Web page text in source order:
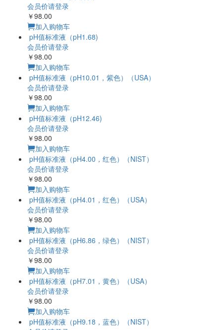
会员价请登录
￥98.00
加入购物车
pH值标准液（pH1.68)
会员价请登录
￥98.00
加入购物车
pH值标准液（pH10.01，紫色）（USA）
会员价请登录
￥98.00
加入购物车
pH值标准液（pH12.46)
会员价请登录
￥98.00
加入购物车
pH值标准液（pH4.00，红色）（NIST）
会员价请登录
￥98.00
加入购物车
pH值标准液（pH4.01，红色）（USA）
会员价请登录
￥98.00
加入购物车
pH值标准液（pH6.86，绿色）（NIST）
会员价请登录
￥98.00
加入购物车
pH值标准液（pH7.01，黄色）（USA）
会员价请登录
￥98.00
加入购物车
pH值标准液（pH9.18，蓝色）（NIST）